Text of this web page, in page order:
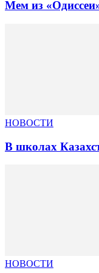
Мем из
НОВОСТИ
В школах
НОВОСТИ